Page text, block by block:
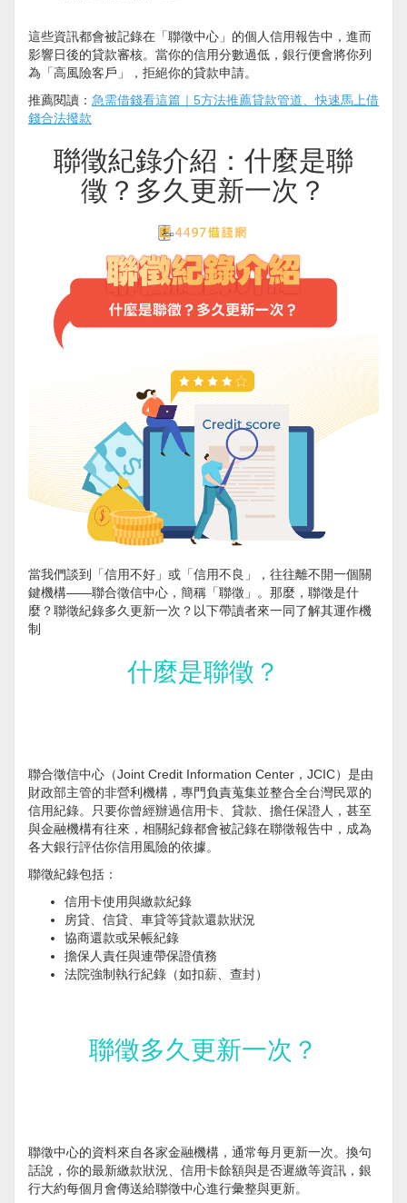
這些資訊都會被記錄在「聯徵中心」的個人信用報告中，進而
影響日後的貸款審核。當你的信用分數過低，銀行便會將你列
為「高風險客戶」，拒絕你的貸款申請。
推薦閱讀： 急需借錢看這篇｜5方法推薦貸款管道、快速馬上借
錢合法撥款
聯徵紀錄介紹：什麼是聯
徵？多久更新一次？
當我們談到「信用不好」或「信用不良」，往往離不開一個關
鍵機構——聯合徵信中心，簡稱「聯徵」。那麼，聯徵是什
麼？聯徵紀錄多久更新一次？以下帶讀者來一同了解其運作機
制
什麼是聯徵？
聯合徵信中心（Joint Credit Information Center，JCIC）是由
財政部主管的非營利機構，專門負責蒐集並整合全台灣民眾的
信用紀錄。只要你曾經辦過信用卡、貸款、擔任保證人，甚至
與金融機構有往來，相關紀錄都會被記錄在聯徵報告中，成為
各大銀行評估你信用風險的依據。
聯徵紀錄包括：
信用卡使用與繳款紀錄
房貸、信貸、車貸等貸款還款狀況
協商還款或呆帳紀錄
擔保人責任與連帶保證債務
法院強制執行紀錄（如扣薪、查封）
聯徵多久更新一次？
聯徵中心的資料來自各家金融機構，通常每月更新一次。換句
話說，你的最新繳款狀況、信用卡餘額與是否遲繳等資訊，銀
行大約每個月會傳送給聯徵中心進行彙整與更新。